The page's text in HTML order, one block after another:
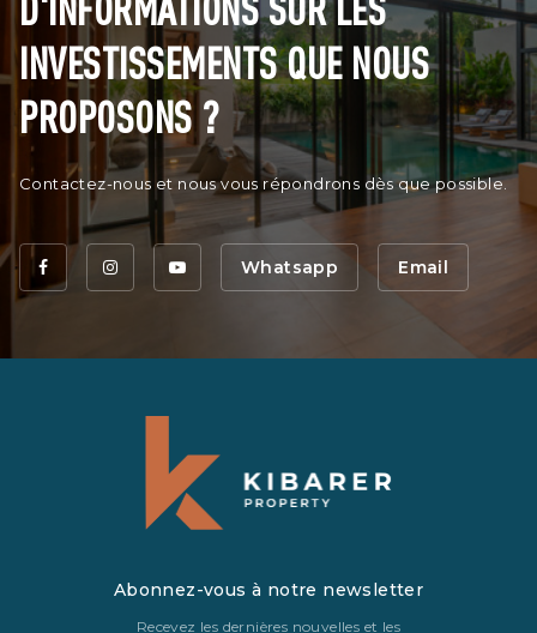
INVESTISSEMENTS QUE NOUS
PROPOSONS ?
Contactez-nous et nous vous répondrons dès que possible.
Whatsapp Email
Abonnez-vous à notre newsletter
Recevez les dernières nouvelles et les